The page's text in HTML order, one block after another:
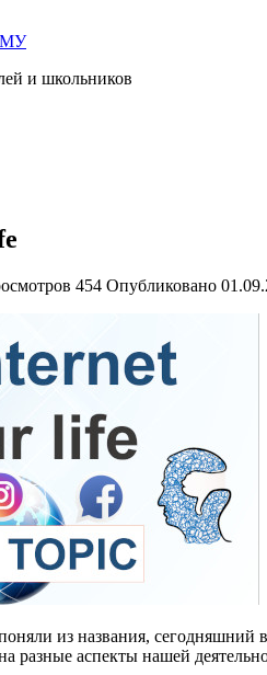
и школьников
454 Опубликовано
из названия, сегодняшний
разные аспекты нашей